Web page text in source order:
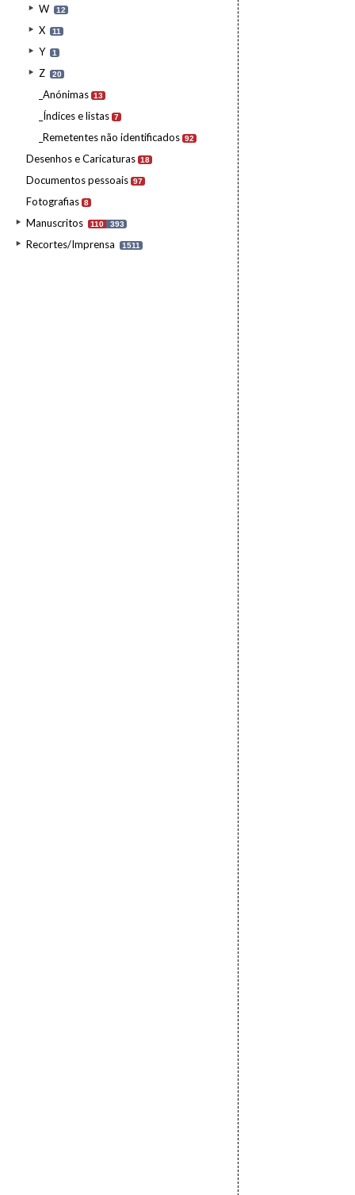
W 12
X 11
Y 1
Z 20
_Anónimas 13
_Índices e listas 7
_Remetentes não identificados 92
Desenhos e Caricaturas 18
Documentos pessoais 97
Fotografias 8
Manuscritos 110 393
Recortes/Imprensa 1511